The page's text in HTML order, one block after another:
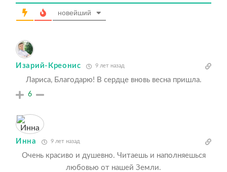
новейший
Изарий-Креонис 9 лет назад
Лариса, Благодарю! В сердце вновь весна пришла.
6
Инна 9 лет назад
Очень красиво и душевно. Читаешь и наполняешься
любовью от нашей Земли.